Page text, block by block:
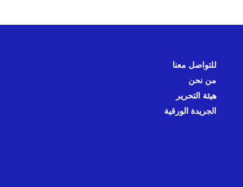
للتواصل معنا
من نحن
هيئة التحرير
الجريدة الورقية